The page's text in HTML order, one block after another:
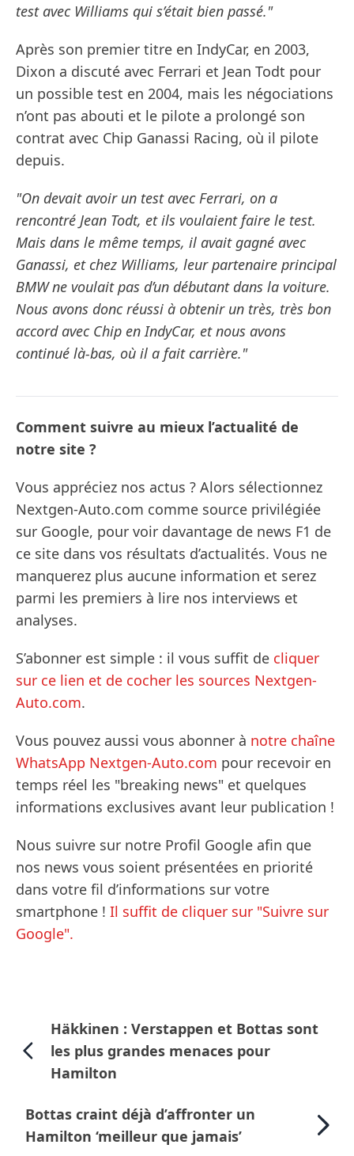
test avec Williams qui s’était bien passé."
Après son premier titre en IndyCar, en 2003,
Dixon a discuté avec Ferrari et Jean Todt pour
un possible test en 2004, mais les négociations
n’ont pas abouti et le pilote a prolongé son
contrat avec Chip Ganassi Racing, où il pilote
depuis.
"On devait avoir un test avec Ferrari, on a
rencontré Jean Todt, et ils voulaient faire le test.
Mais dans le même temps, il avait gagné avec
Ganassi, et chez Williams, leur partenaire principal
BMW ne voulait pas d’un débutant dans la voiture.
Nous avons donc réussi à obtenir un très, très bon
accord avec Chip en IndyCar, et nous avons
continué là-bas, où il a fait carrière."
Comment suivre au mieux l’actualité de
notre site ?
Vous appréciez nos actus ? Alors sélectionnez
Nextgen-Auto.com comme source privilégiée
sur Google, pour voir davantage de news F1 de
ce site dans vos résultats d’actualités. Vous ne
manquerez plus aucune information et serez
parmi les premiers à lire nos interviews et
analyses.
S’abonner est simple : il vous suffit de cliquer
sur ce lien et de cocher les sources Nextgen-
Auto.com.
Vous pouvez aussi vous abonner à notre chaîne
WhatsApp Nextgen-Auto.com pour recevoir en
temps réel les "breaking news" et quelques
informations exclusives avant leur publication !
Nous suivre sur notre Profil Google afin que
nos news vous soient présentées en priorité
dans votre fil d’informations sur votre
smartphone ! Il suffit de cliquer sur "Suivre sur
Google".
Häkkinen : Verstappen et Bottas sont
les plus grandes menaces pour
Hamilton
Bottas craint déjà d’affronter un
Hamilton ‘meilleur que jamais’